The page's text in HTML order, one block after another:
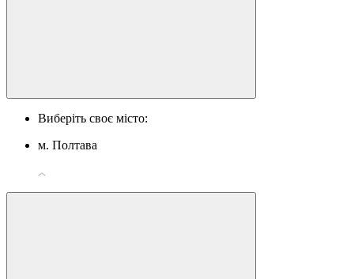
Виберіть своє місто:
м. Полтава